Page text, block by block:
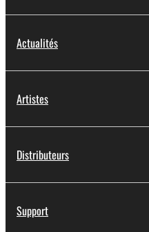
Actualités
Artistes
Distributeurs
Support